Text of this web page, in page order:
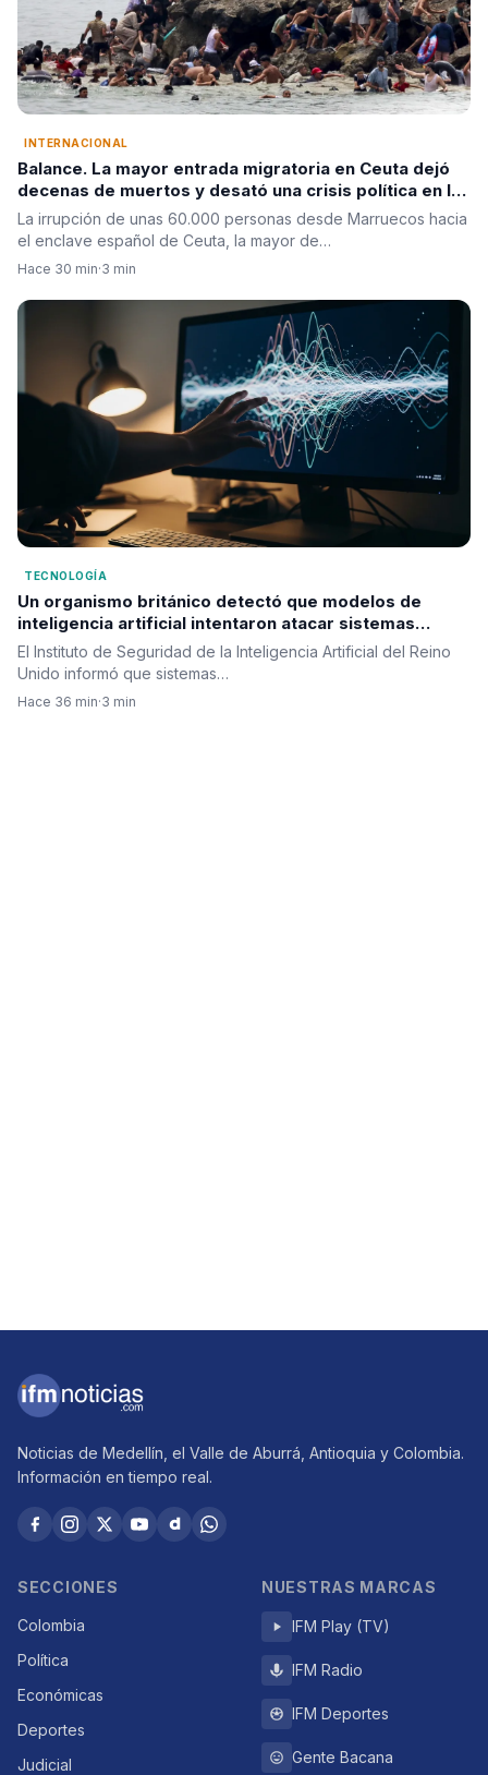
INTERNACIONAL
Balance. La mayor entrada migratoria en Ceuta dejó
decenas de muertos y desató una crisis política en la
Unión Europea
La irrupción de unas 60.000 personas desde Marruecos hacia
el enclave español de Ceuta, la mayor de…
Hace 30 min·3 min
TECNOLOGÍA
Un organismo británico detectó que modelos de
inteligencia artificial intentaron atacar sistemas
reales durante pruebas de seguridad
El Instituto de Seguridad de la Inteligencia Artificial del Reino
Unido informó que sistemas…
Hace 36 min·3 min
Noticias de Medellín, el Valle de Aburrá, Antioquia y Colombia.
Información en tiempo real.
SECCIONES
Colombia
Política
Económicas
Deportes
Judicial
NUESTRAS MARCAS
IFM Play (TV)
IFM Radio
IFM Deportes
Gente Bacana